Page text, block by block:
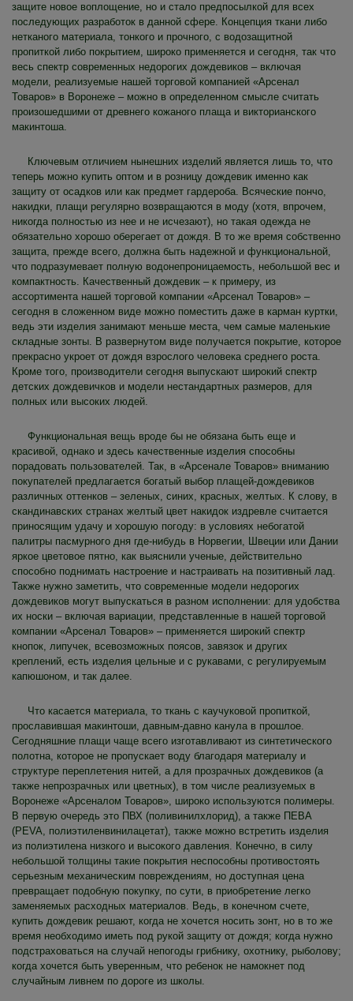
защите новое воплощение, но и стало предпосылкой для всех
последующих разработок в данной сфере. Концепция ткани либо
нетканого материала, тонкого и прочного, с водозащитной
пропиткой либо покрытием, широко применяется и сегодня, так что
весь спектр современных недорогих дождевиков – включая
модели, реализуемые нашей торговой компанией «Арсенал
Товаров» в Воронеже – можно в определенном смысле считать
произошедшими от древнего кожаного плаща и викторианского
макинтоша.
Ключевым отличием нынешних изделий является лишь то, что
теперь можно купить оптом и в розницу дождевик именно как
защиту от осадков или как предмет гардероба. Всяческие пончо,
накидки, плащи регулярно возвращаются в моду (хотя, впрочем,
никогда полностью из нее и не исчезают), но такая одежда не
обязательно хорошо оберегает от дождя. В то же время собственно
защита, прежде всего, должна быть надежной и функциональной,
что подразумевает полную водонепроницаемость, небольшой вес и
компактность. Качественный дождевик – к примеру, из
ассортимента нашей торговой компании «Арсенал Товаров» –
сегодня в сложенном виде можно поместить даже в карман куртки,
ведь эти изделия занимают меньше места, чем самые маленькие
складные зонты. В развернутом виде получается покрытие, которое
прекрасно укроет от дождя взрослого человека среднего роста.
Кроме того, производители сегодня выпускают широкий спектр
детских дождевичков и модели нестандартных размеров, для
полных или высоких людей.
Функциональная вещь вроде бы не обязана быть еще и
красивой, однако и здесь качественные изделия способны
порадовать пользователей. Так, в «Арсенале Товаров» вниманию
покупателей предлагается богатый выбор плащей-дождевиков
различных оттенков – зеленых, синих, красных, желтых. К слову, в
скандинавских странах желтый цвет накидок издревле считается
приносящим удачу и хорошую погоду: в условиях небогатой
палитры пасмурного дня где-нибудь в Норвегии, Швеции или Дании
яркое цветовое пятно, как выяснили ученые, действительно
способно поднимать настроение и настраивать на позитивный лад.
Также нужно заметить, что современные модели недорогих
дождевиков могут выпускаться в разном исполнении: для удобства
их носки – включая вариации, представленные в нашей торговой
компании «Арсенал Товаров» – применяется широкий спектр
кнопок, липучек, всевозможных поясов, завязок и других
креплений, есть изделия цельные и с рукавами, с регулируемым
капюшоном, и так далее.
Что касается материала, то ткань с каучуковой пропиткой,
прославившая макинтоши, давным-давно канула в прошлое.
Сегодняшние плащи чаще всего изготавливают из синтетического
полотна, которое не пропускает воду благодаря материалу и
структуре переплетения нитей, а для прозрачных дождевиков (а
также непрозрачных или цветных), в том числе реализуемых в
Воронеже «Арсеналом Товаров», широко используются полимеры.
В первую очередь это ПВХ (поливинилхлорид), а также ПЕВА
(PEVA, полиэтиленвинилацетат), также можно встретить изделия
из полиэтилена низкого и высокого давления. Конечно, в силу
небольшой толщины такие покрытия неспособны противостоять
серьезным механическим повреждениям, но доступная цена
превращает подобную покупку, по сути, в приобретение легко
заменяемых расходных материалов. Ведь, в конечном счете,
купить дождевик решают, когда не хочется носить зонт, но в то же
время необходимо иметь под рукой защиту от дождя; когда нужно
подстраховаться на случай непогоды грибнику, охотнику, рыболову;
когда хочется быть уверенным, что ребенок не намокнет под
случайным ливнем по дороге из школы.